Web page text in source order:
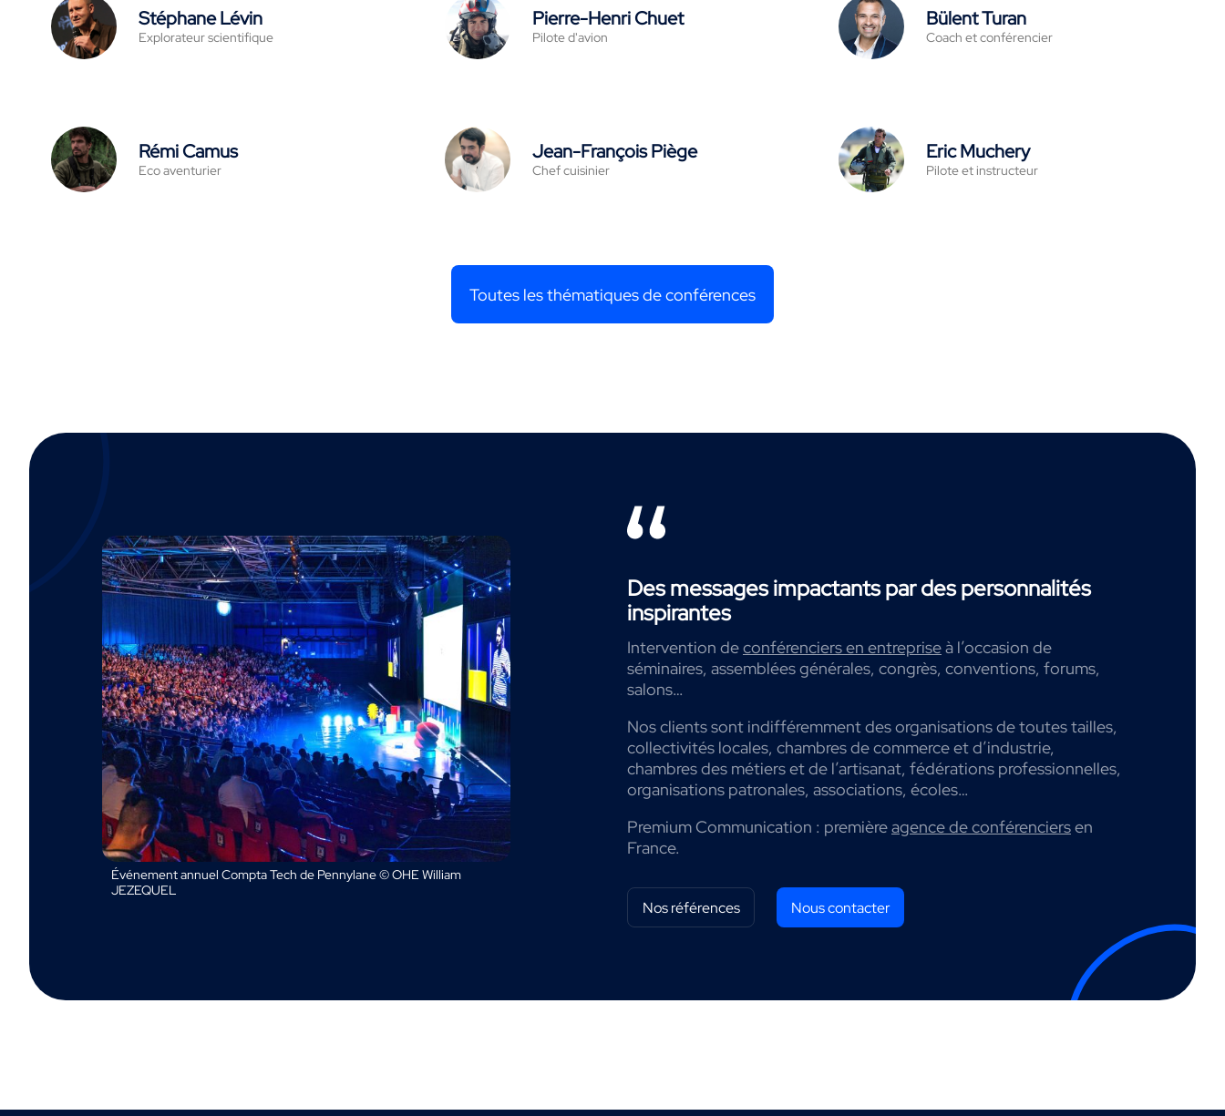
Stéphane Lévin
Explorateur scientifique
Pierre-Henri Chuet
Pilote d'avion
Bülent Turan
Coach et conférencier
Rémi Camus
Eco aventurier
Jean-François Piège
Chef cuisinier
Eric Muchery
Pilote et instructeur
Toutes les thématiques de conférences
Événement annuel Compta Tech de Pennylane © OHE William
JEZEQUEL
Des messages impactants par des personnalités
inspirantes
Intervention deconférenciers en entrepriseà l’occasion de
séminaires, assemblées générales, congrès, conventions, forums,
salons…
Nos clients sont indifféremment des organisations de toutes tailles,
collectivités locales, chambres de commerce et d’industrie,
chambres des métiers et de l’artisanat, fédérations professionnelles,
organisations patronales, associations, écoles…
Premium Communication : premièreagence de conférenciersen
France.
Nos références Nous contacter